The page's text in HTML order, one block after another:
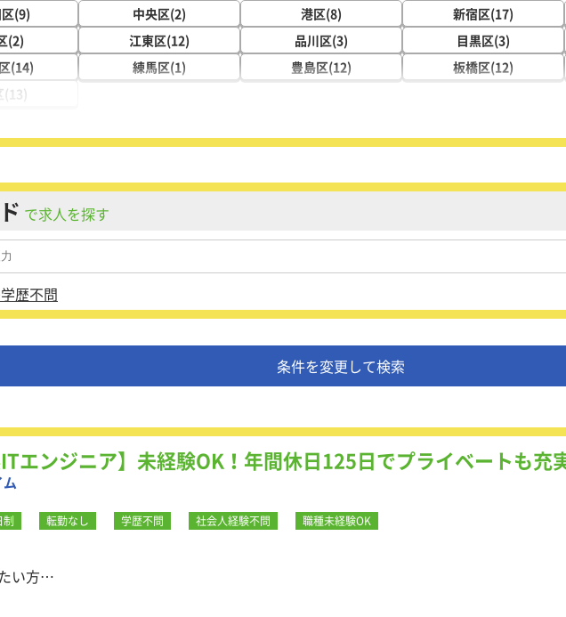
(9) 中央区(2) 港区(8) 新宿区(17)
(2)
江東区(12) 品川区(3) 目黒区(3)
(14)
練馬区(1) 豊島区(12) 板橋区(12)
(13)
で求人を探す
学歴不問
条件を変更して検索
ITエンジニア】未経験OK！年間休日125日でプライベートも充
制 転勤なし 学歴不問 社会人経験不問 職種未経験OK
い方